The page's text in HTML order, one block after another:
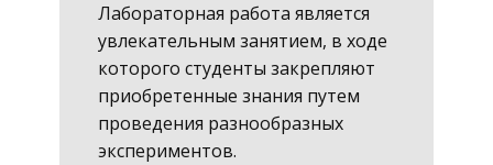
Лабораторная работа является
увлекательным занятием, в ходе
которого студенты закрепляют
приобретенные знания путем
проведения разнообразных
экспериментов.